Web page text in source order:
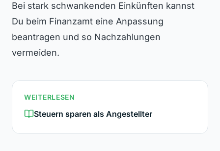
Bei stark schwankenden Einkünften kannst
Du beim Finanzamt eine Anpassung
beantragen und so Nachzahlungen
vermeiden.
WEITERLESEN
Steuern sparen als Angestellter